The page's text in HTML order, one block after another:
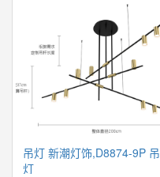
吊灯 新潮灯饰,D8874-9P 吊
灯